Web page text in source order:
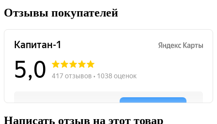
Отзывы покупателей
Написать отзыв на этот товар